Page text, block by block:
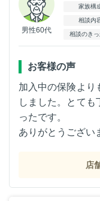
男性60代
家族構
相談内
相談のきっ
お客様の声
加入中の保険より
しました。とて
ったです。
ありがとうござい
店